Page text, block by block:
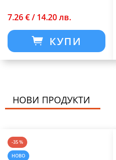
7.26 € / 14.20 лв.
КУПИ
НОВИ ПРОДУКТИ
-35 %
НОВО